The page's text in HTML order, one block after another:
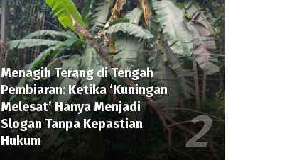
Menagih Terang di Tengah
Pembiaran: Ketika ‘Kuningan
Melesat’ Hanya Menjadi
Slogan Tanpa Kepastian
Hukum